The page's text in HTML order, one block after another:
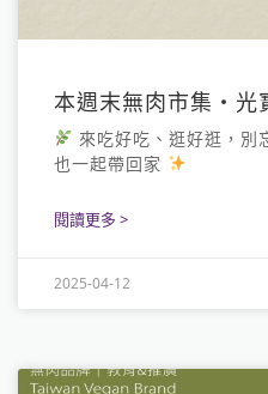
本週末無肉市集・光
來吃好吃、逛好逛，別
也一起帶回家
閱讀更多 >
2025-04-12